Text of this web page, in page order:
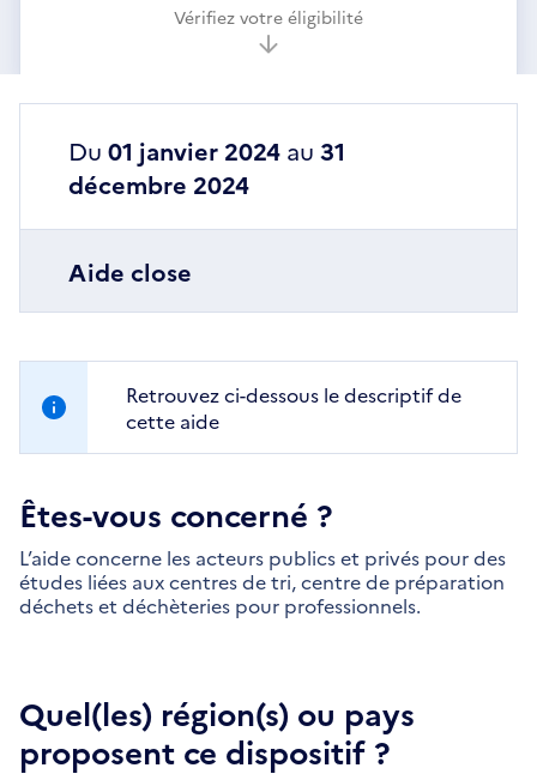
Vérifiez votre éligibilité
Du 01 janvier 2024 au 31
décembre 2024
Aide close
Retrouvez ci-dessous le descriptif de
cette aide
Êtes-vous concerné ?
L’aide concerne les acteurs publics et privés pour des
études liées aux centres de tri, centre de préparation
déchets et déchèteries pour professionnels.
Quel(les) région(s) ou pays
proposent ce dispositif ?